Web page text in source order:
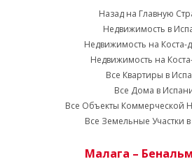
Назад на Главную
Недвижимость в
Недвижимость на Коста-
Недвижимость на
Все Квартиры в
Все Дома в
Все Объекты Коммерческой
Все Земельные Участки
Малага –